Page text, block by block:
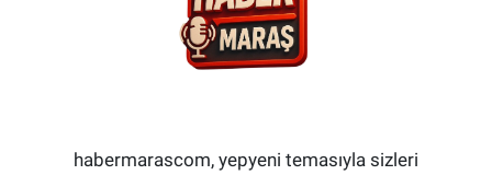
habermarascom, yepyeni temasıyla sizleri